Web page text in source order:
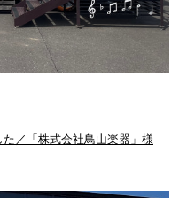
／「株式会社鳥山楽器」様